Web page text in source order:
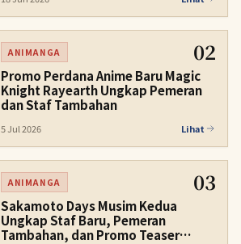
ANIMANGA 02
Promo Perdana Anime Baru Magic
Knight Rayearth Ungkap Pemeran
dan Staf Tambahan
5 Jul 2026 Lihat
ANIMANGA 03
Sakamoto Days Musim Kedua
Ungkap Staf Baru, Pemeran
Tambahan, dan Promo Teaser